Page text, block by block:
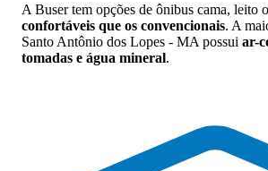
A Buser tem opções de ônibus cama, leito
confortáveis que os convencionais. A
Santo Antônio dos Lopes - MA possui ar-
tomadas e água mineral.